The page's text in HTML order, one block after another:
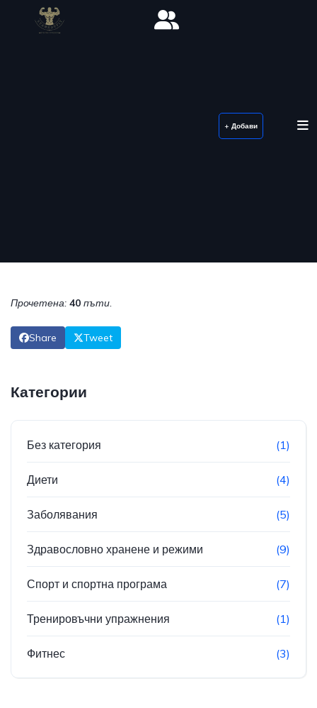
+ Добави
Прочетена: 40 пъти.
Share Tweet
Категории
Без категория (1)
Диети (4)
Заболявания (5)
Здравословно хранене и режими (9)
Спорт и спортна програма (7)
Тренировъчни упражнения (1)
Фитнес (3)